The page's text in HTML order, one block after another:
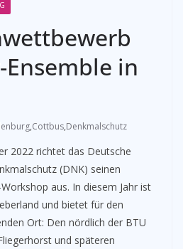
in
,Cottbus,Denkmalschutz
2022 richtet das Deutsche
(DNK) seinen
aus. In diesem Jahr ist
und bietet für den
Ort: Den nördlich der BTU
und späteren